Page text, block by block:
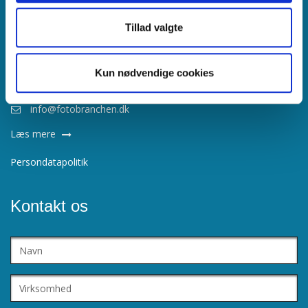
Tillad valgte
Kun nødvendige cookies
CVR nr.63408816
Børsgade 4, 1215, København K
info@fotobranchen.dk
Læs mere
Persondatapolitik
Kontakt os
Navn
Virksomhed